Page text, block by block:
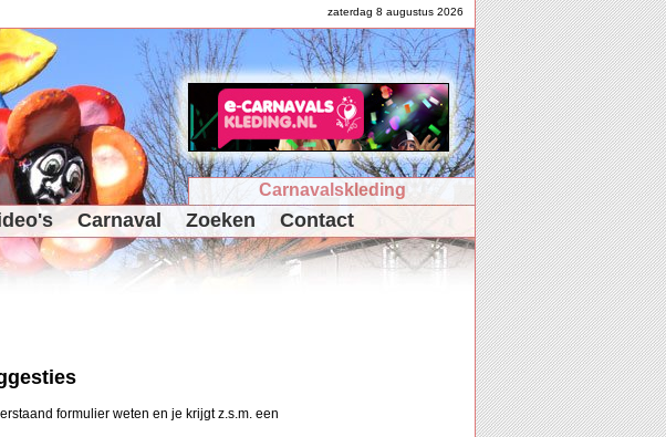
zaterdag 8 augustus 2026
Carnavalskleding
Carnaval Zoeken Contact
formulier weten en je krijgt z.s.m. een